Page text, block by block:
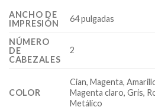
ANCHO DE
IMPRESIÓN
64 pulgadas
NÚMERO
DE
CABEZALES
2
COLOR
Cian, Magenta,
Magenta claro, Gris,
Metálico